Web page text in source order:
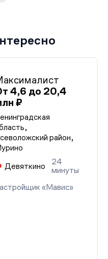
4,6 до 20,4
₽
район,
Девяткино
24
минуты
«Мавис»